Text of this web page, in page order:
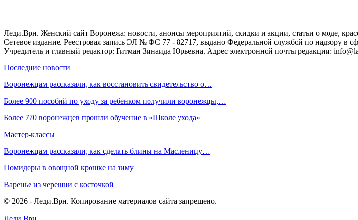
Леди.Врн. Женский сайт Воронежа: новости, анонсы мероприятий, скидки и акции, статьи о моде,
Сетевое издание. Реестровая запись ЭЛ № ФС 77 - 82717, выдано Федеральной службой по надзору в
Учредитель и главный редактор: Гитман Зинаида Юрьевна. Адрес электронной почты редакции:
Последние новости
Воронежцам рассказали, как восстановить свидетельство о…
Более 900 пособий по уходу за ребенком получили воронежцы,…
Более 770 воронежцев прошли обучение в «Школе ухода»
Мастер-классы
Воронежцам рассказали, как сделать блины на Масленицу…
Помидоры в овощной крошке на зиму
Варенье из черешни с косточкой
© 2026 - Леди.Врн. Копирование материалов сайта запрещено.